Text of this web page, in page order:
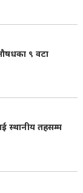
९ वटा
स्थानीय तहसम्म